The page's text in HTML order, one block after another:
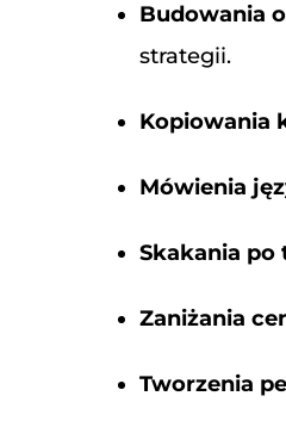
Budowania
strategii.
Kopiowania
Mówienia
Skakania po
Zaniżania
Tworzenia